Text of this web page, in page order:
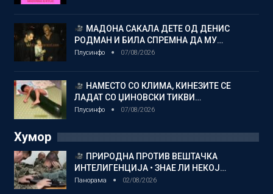
МАДОНА САКАЛА ДЕТЕ ОД ДЕНИС
РОДМАН И БИЛА СПРЕМНА ДА МУ…
Плусинфо 07/08/2026
НАМЕСТО СО КЛИМА, КИНЕЗИТЕ СЕ
ЛАДАТ СО ЏИНОВСКИ ТИКВИ…
Плусинфо 07/08/2026
Хумор
ПРИРОДНА ПРОТИВ ВЕШТАЧКА
ИНТЕЛИГЕНЦИЈА • ЗНАЕ ЛИ НЕКОЈ…
Панорама 02/08/2026